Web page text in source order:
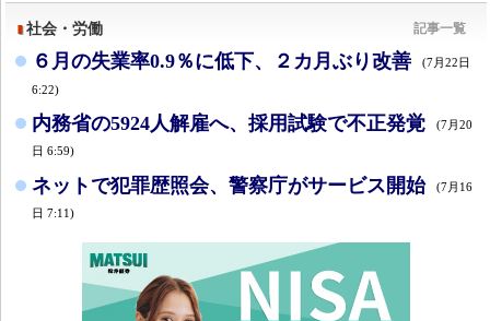
社会・労働 記事一覧
６月の失業率0.9％に低下、２カ月ぶり改善 (7月22日
6:22)
内務省の5924人解雇へ、採用試験で不正発覚
(7月20
日 6:59)
ネットで犯罪歴照会、警察庁がサービス開始
(7月16
日 7:11)